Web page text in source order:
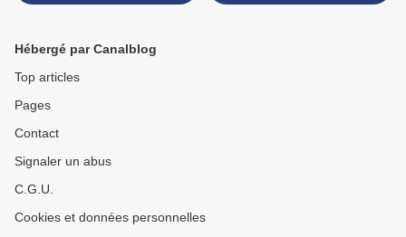
Hébergé par Canalblog
Top articles
Pages
Contact
Signaler un abus
C.G.U.
Cookies et données personnelles